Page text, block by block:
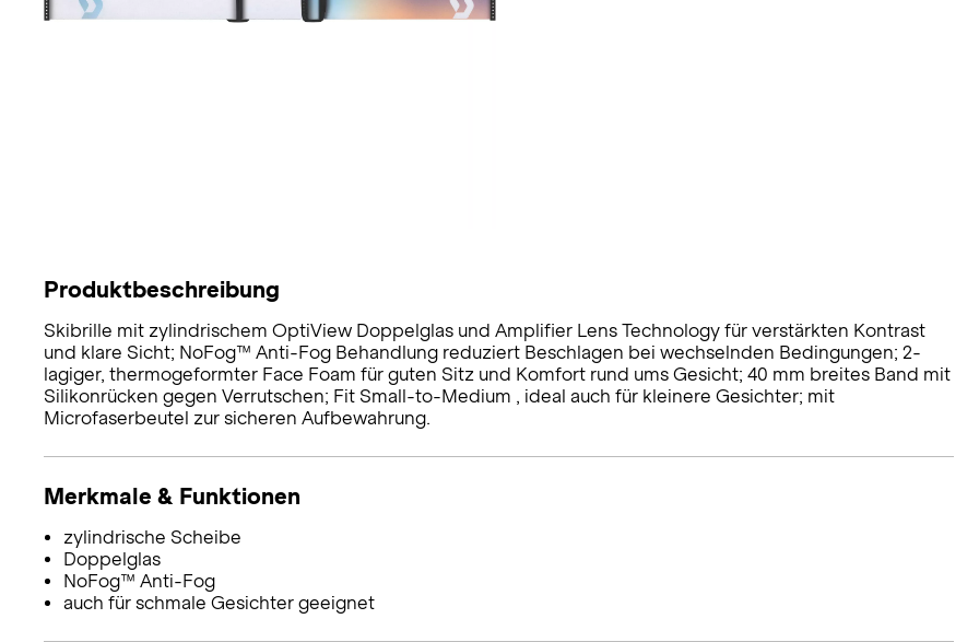
Produktbeschreibung
Skibrille mit zylindrischem OptiView Doppelglas und Amplifier Lens Technology für verstärkten Kontrast
und klare Sicht; NoFog™ Anti-Fog Behandlung reduziert Beschlagen bei wechselnden Bedingungen; 2-
lagiger, thermogeformter Face Foam für guten Sitz und Komfort rund ums Gesicht; 40 mm breites Band mit
Silikonrücken gegen Verrutschen; Fit Small-to-Medium , ideal auch für kleinere Gesichter; mit
Microfaserbeutel zur sicheren Aufbewahrung.
Merkmale & Funktionen
zylindrische Scheibe
Doppelglas
NoFog™ Anti-Fog
auch für schmale Gesichter geeignet